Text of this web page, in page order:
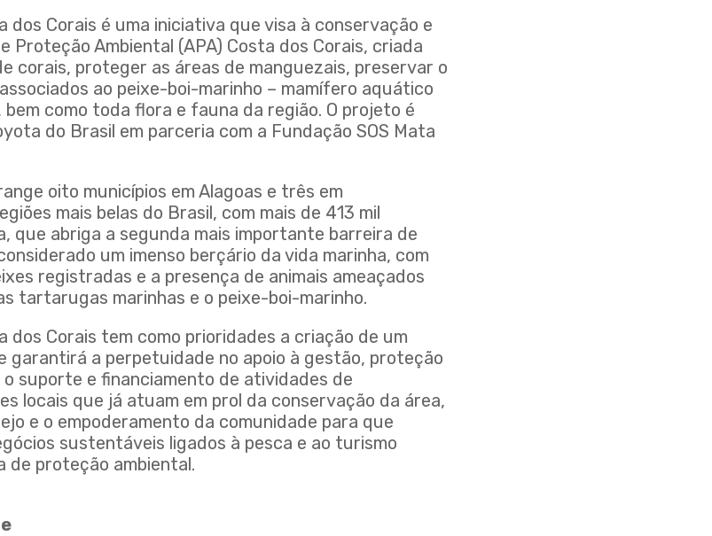
dos Corais é uma iniciativa que visa à conservação e
Proteção Ambiental (APA) Costa dos Corais, criada
corais, proteger as áreas de manguezais, preservar o
ao peixe-boi-marinho – mamífero aquático
bem como toda flora e fauna da região. O projeto é
do Brasil em parceria com a Fundação SOS Mata
oito municípios em Alagoas e três em
mais belas do Brasil, com mais de 413 mil
que abriga a segunda mais importante barreira de
um imenso berçário da vida marinha, com
registradas e a presença de animais ameaçados
tartarugas marinhas e o peixe-boi-marinho.
dos Corais tem como prioridades a criação de um
garantirá a perpetuidade no apoio à gestão, proteção
suporte e financiamento de atividades de
locais que já atuam em prol da conservação da área,
e o empoderamento da comunidade para que
sustentáveis ligados à pesca e ao turismo
de proteção ambiental.